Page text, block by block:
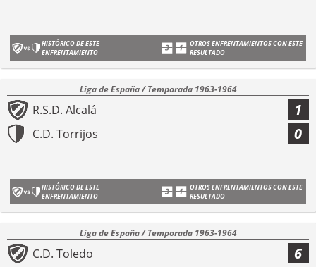
HISTÓRICO DE ESTE
ENFRENTAMIENTO
OTROS ENFRENTAMIENTOS CON ESTE
RESULTADO
Liga de España / Temporada 1963-1964
R.S.D. Alcalá 1
C.D. Torrijos 0
HISTÓRICO DE ESTE
ENFRENTAMIENTO
OTROS ENFRENTAMIENTOS CON ESTE
RESULTADO
Liga de España / Temporada 1963-1964
C.D. Toledo 6